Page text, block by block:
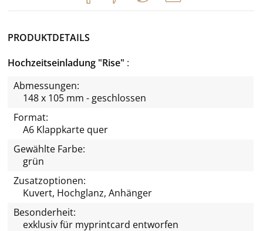
PRODUKTDETAILS
Hochzeitseinladung "Rise"
Abmessungen:
148 x 105 mm - geschlossen
Format:
A6 Klappkarte quer
Gewählte Farbe:
grün
Zusatzoptionen:
Kuvert, Hochglanz, Anhänger
Besonderheit:
exklusiv für myprintcard entworfen